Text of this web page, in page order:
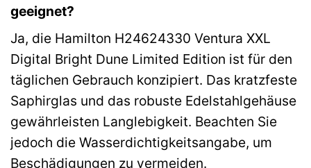
geeignet?
Ja, die Hamilton H24624330 Ventura XXL
Digital Bright Dune Limited Edition ist für den
täglichen Gebrauch konzipiert. Das kratzfeste
Saphirglas und das robuste Edelstahlgehäuse
gewährleisten Langlebigkeit. Beachten Sie
jedoch die Wasserdichtigkeitsangabe, um
Beschädigungen zu vermeiden.